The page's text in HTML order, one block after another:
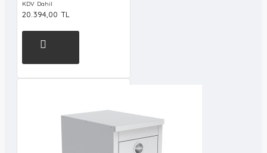
KDV Dahil
20.394,00 TL